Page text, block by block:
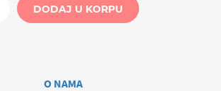
DODAJ U KORPU
O NAMA